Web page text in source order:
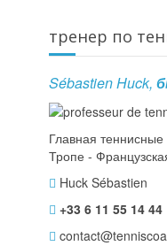
тренер по
Sébastien Huck,
Главная
Тропе -
Huck Sébastien
+33 6 11 55 14 44